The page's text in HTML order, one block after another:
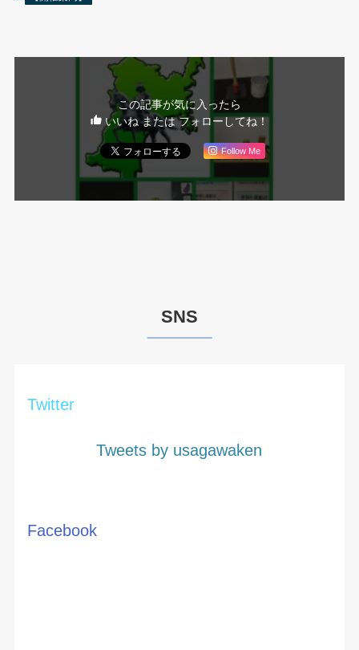
SNS
Twitter
Tweets by usagawaken
Facebook
この記事が気に入ったら
いいね または フォローしてね！
Follow Me